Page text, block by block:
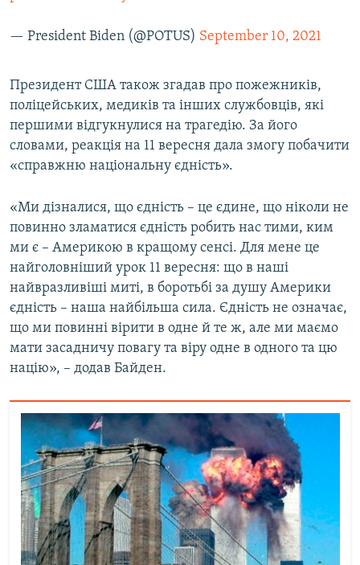
— President Biden (@POTUS) September 10, 2021
Президент США також згадав про пожежників,
поліцейських, медиків та інших службовців, які
першими відгукнулися на трагедію. За його
словами, реакція на 11 вересня дала змогу побачити
«справжню національну єдність».
«Ми дізналися, що єдність – це єдине, що ніколи не
повинно зламатися єдність робить нас тими, ким
ми є – Америкою в кращому сенсі. Для мене це
найголовніший урок 11 вересня: що в наші
найвразливіші миті, в боротьбі за душу Америки
єдність – наша найбільша сила. Єдність не означає,
що ми повинні вірити в одне й те ж, але ми маємо
мати засадничу повагу та віру одне в одного та цю
націю», – додав Байден.